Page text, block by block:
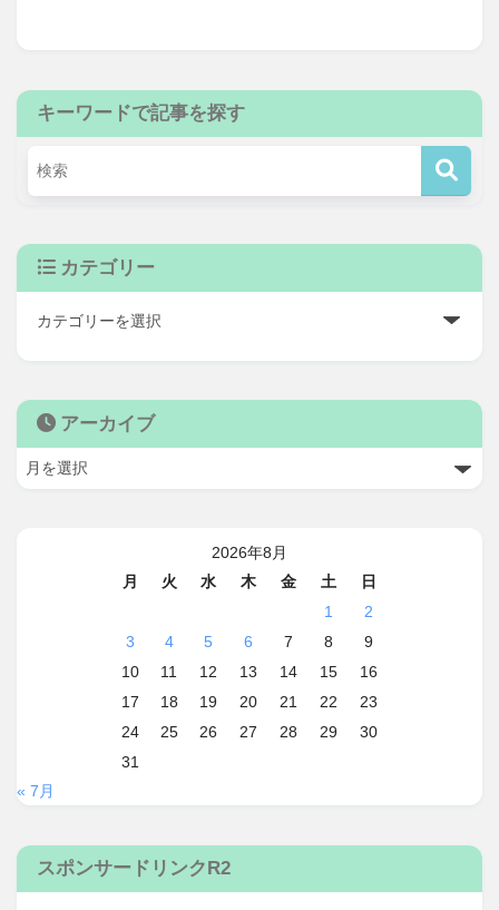
キーワードで記事を探す
カテゴリー
アーカイブ
2026年8月
月
火 水 木 金 土
日
1
2
3
4 5 6 7 8
9
10
11 12 13 14 15
16
17
18 19 20 21 22
23
24
25 26 27 28 29
30
31
« 7月
スポンサードリンクR2